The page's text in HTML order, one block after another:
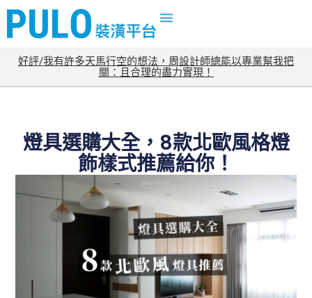
好評/我有許多天馬行空的想法，周設計師總能以專業幫我把
關：且合理的盡力實現！
燈具選購大全，8款北歐風格燈
飾樣式推薦給你！